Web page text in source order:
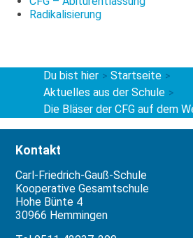
Radikalisierung
Du bist hier > Startseite >
Aktuelles aus der Schule >
Die Bläser der CFG auf dem
Kontakt
Carl-Friedrich-Gauß-Schule
Kooperative Gesamtschule
Hohe Bünte 4
30966 Hemmingen